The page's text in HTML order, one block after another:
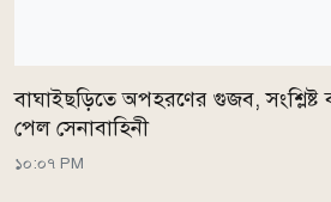
বাঘাইছড়িতে অপহরণের গুজব, সংশ্লিষ্ট
পেল সেনাবাহিনী
১০:০৭ PM